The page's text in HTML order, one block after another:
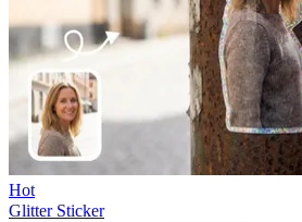
Hot
Glitter Sticker